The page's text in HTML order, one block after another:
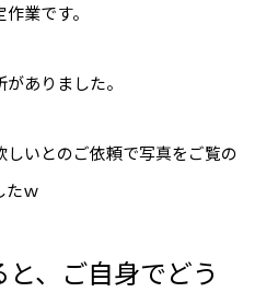
業です。
ありました。
しいとのご依頼で写真をご覧の
たｗ
、ご自身でどう